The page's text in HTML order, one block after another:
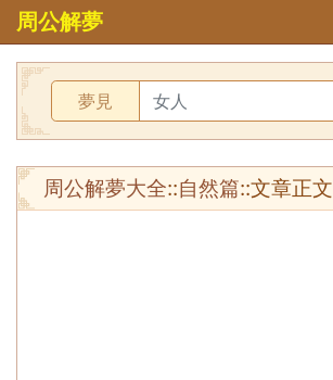
周公解夢
夢見
周公解夢大全::自然篇::文章正文